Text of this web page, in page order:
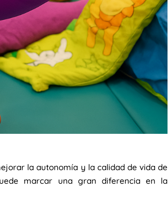
la autonomía y la calidad de vida de
marcar una gran diferencia en la